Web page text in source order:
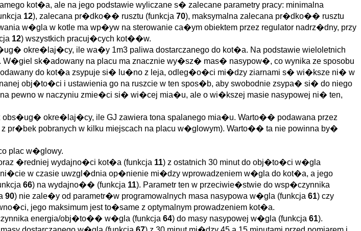
kot�a, ale na jego podstawie wyliczane s� zalecane parametry pracy: minimalna
12), zalecana pr�dko�� rusztu (funkcja 70), maksymalna zalecana pr�dko�� rusztu
w�gla w kotle ma wp�yw na sterowanie ca�ym obiektem przez regulator nadrz�dny, przy
12) wszystkich pracuj�cych kot��w.
okre�laj�cy, ile wa�y 1m3 paliwa dostarczanego do kot�a. Na podstawie wieloletnich
sk�adowany na placu ma znacznie wy�sz� mas� nasypow�, co wynika ze sposobu
do kot�a zsypuje si� lu�no z leja, odleg�o�ci mi�dzy ziarnami s� wi�ksze ni� w
obj�to�ci i ustawienia go na ruszcie w ten spos�b, aby swobodnie zsypa� si� do niego
w naczyniu zmie�ci si� wi�cej mia�u, ale o wi�kszej masie nasypowej ni� ten,
okre�laj�cy, ile GJ zawiera tona spalanego mia�u. Warto�� podawana przez
pr�bek pobranych w kilku miejscach na placu w�glowym). Warto�� ta nie powinna by�
plac w�glowy.
�redniej wydajno�ci kot�a (funkcja 11) z ostatnich 30 minut do obj�to�ci w�gla
w czasie uwzgl�dnia op�nienie mi�dzy wprowadzeniem w�gla do kot�a, a jego
66) na wydajno�� (funkcja 11). Parametr ten w przeciwie�stwie do wsp�czynnika
90) nie zale�y od parametr�w programowalnych masa nasypowa w�gla (funkcja 61) czy
jego maksimum jest to�same z optymalnym prowadzeniem kot�a.
energia/obj�to�� w�gla (funkcja 64) do masy nasypowej w�gla (funkcja 61).